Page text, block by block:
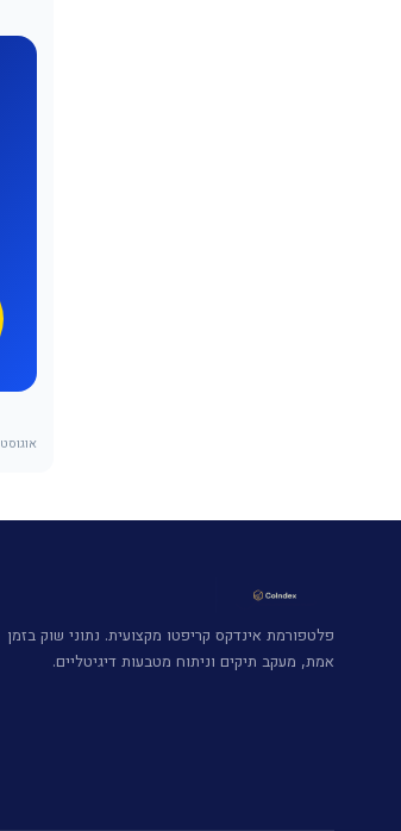
אוגוסט 7, 2026
פלטפורמת אינדקס קריפטו מקצועית. נתוני שוק בזמן
אמת, מעקב תיקים וניתוח מטבעות דיגיטליים.